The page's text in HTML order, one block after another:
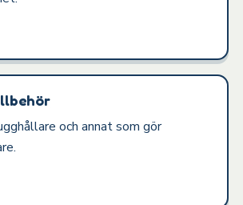
och annat som gör